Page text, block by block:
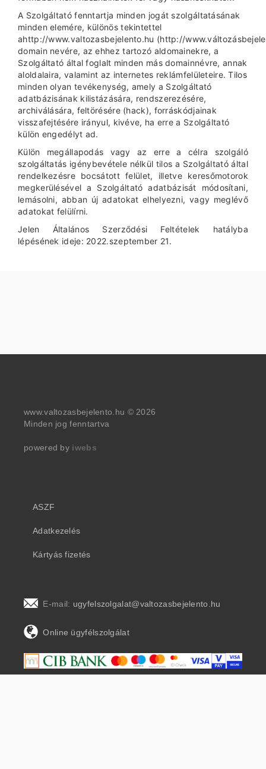
A Szolgáltató fenntartja minden jogát szolgáltatásának
minden elemére, különös tekintettel
ahttp://www.valtozasbejelento.hu (http://
domain nevére, az ehhez tartozó aldomainekre, a
Szolgáltató által foglalt minden más domainnévre, annak
aloldalaira, valamint az internetes reklámfelületeire. Tilos
minden olyan tevékenység, amely a Szolgáltató
adatbázisának kilistázására, rendszerezésére,
archiválására, feltörésére (hack), forráskódjainak
visszafejtésére irányul, kivéve, ha erre a Szolgáltató
külön engedélyt ad.
Külön megállapodás vagy az erre a célra szolgáló
szolgáltatás igénybevétele nélkül tilos a Szolgáltató által
rendelkezésre bocsátott felület, illetve keresőmotorok
megkerülésével a Szolgáltató adatbázisát módosítani,
lemásolni, abban új adatokat elhelyezni, vagy meglévő
adatokat felülírni.
Jelen Általános Szerződési Feltételek hatályba
lépésének ideje: 2022.szeptember 21.
www.valtozasbejelento.hu © 2026
Minden jog fenntartva
powered by iwebs
ASZF
Adatkezelés
Kártyás fizetés
E-mail: ugyfelszolgalat@valtozasbejelento.hu
Online ügyfélszolgálat